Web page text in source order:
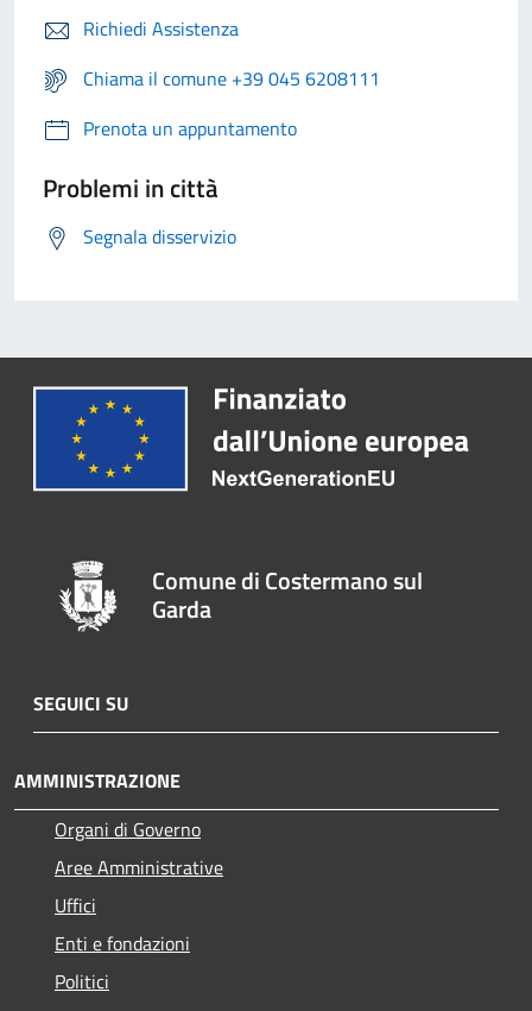
Richiedi Assistenza
Chiama il comune +39 045 6208111
Prenota un appuntamento
Problemi in città
Segnala disservizio
Comune di Costermano sul
Garda
SEGUICI SU
AMMINISTRAZIONE
Organi di Governo
Aree Amministrative
Uffici
Enti e fondazioni
Politici